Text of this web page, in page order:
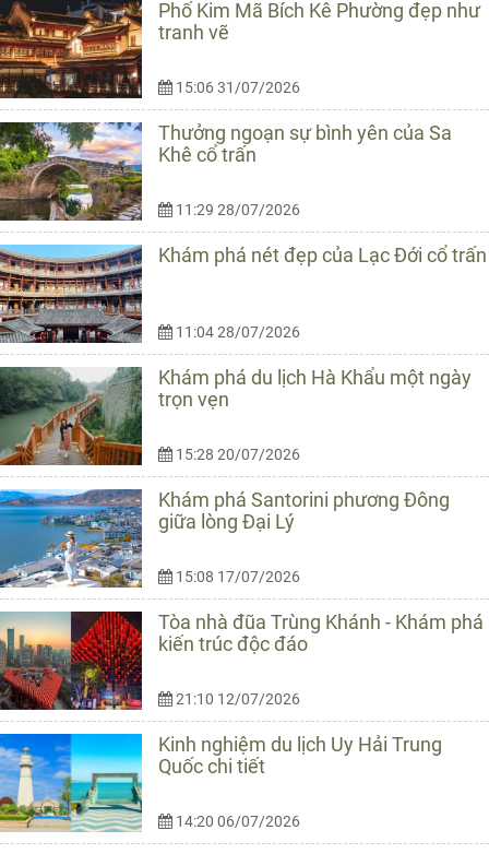
Phố Kim Mã Bích Kê Phường đẹp như
tranh vẽ
15:06 31/07/2026
Thưởng ngoạn sự bình yên của Sa
Khê cổ trấn
11:29 28/07/2026
Khám phá nét đẹp của Lạc Đới cổ trấn
11:04 28/07/2026
Khám phá du lịch Hà Khẩu một ngày
trọn vẹn
15:28 20/07/2026
Khám phá Santorini phương Đông
giữa lòng Đại Lý
15:08 17/07/2026
Tòa nhà đũa Trùng Khánh - Khám phá
kiến trúc độc đáo
21:10 12/07/2026
Kinh nghiệm du lịch Uy Hải Trung
Quốc chi tiết
14:20 06/07/2026